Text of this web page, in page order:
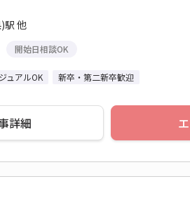
駅 他
開始日相談OK
ュアルOK 新卒・第二新卒歓迎
詳細